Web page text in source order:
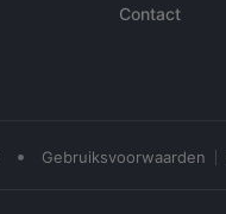
Contact
• Gebruiksvoorwaarden